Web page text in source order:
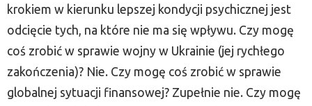
krokiem w kierunku lepszej kondycji psychicznej jest
odcięcie tych, na które nie ma się wpływu. Czy mogę
coś zrobić w sprawie wojny w Ukrainie (jej rychłego
zakończenia)? Nie. Czy mogę coś zrobić w sprawie
globalnej sytuacji finansowej? Zupełnie nie. Czy mogę